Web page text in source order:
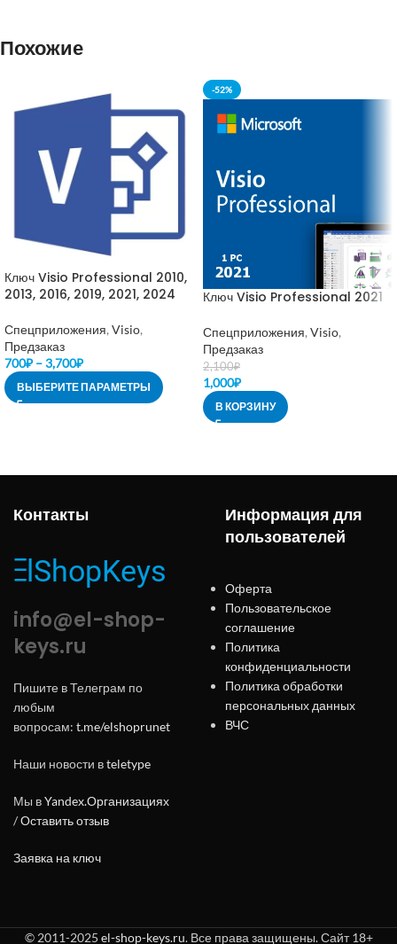
Похожие
Ключ Visio Professional 2010,
2013, 2016, 2019, 2021, 2024
Спецприложения, Visio,
Предзаказ
700₽ –3,700₽
ВЫБЕРИТЕ ПАРАМЕТРЫ
-52%
Ключ Visio Professional 2021
Спецприложения, Visio,
Предзаказ
2,100₽
1,000₽
В КОРЗИНУ
Контакты
info@el-shop-
keys.ru
Пишите в Телеграм по
любым
вопросам: t.me/elshoprunet
Наши новости вteletype
Мы вYandex.Организациях
/Оставить отзыв
Заявка на ключ
Информация для
пользователей
Оферта
Пользовательское
соглашение
Политика
конфиденциальности
Политика обработки
персональных данных
ВЧС
© 2011-2025 el-shop-keys.ru. Все права защищены. Сайт 18+